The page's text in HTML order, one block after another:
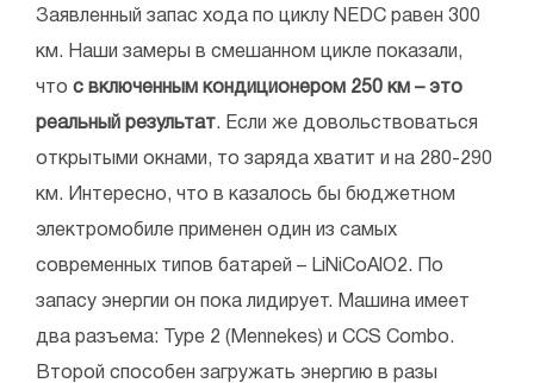
Заявленный запас хода по циклу NEDC равен 300
км. Наши замеры в смешанном цикле показали,
что с включенным кондиционером 250 км – это
реальный результат. Если же довольствоваться
открытыми окнами, то заряда хватит и на 280-290
км. Интересно, что в казалось бы бюджетном
электромобиле применен один из самых
современных типов батарей – LiNiCoAlO2. По
запасу энергии он пока лидирует. Машина имеет
два разъема: Type 2 (Mennekes) и CCS Combo.
Второй способен загружать энергию в разы